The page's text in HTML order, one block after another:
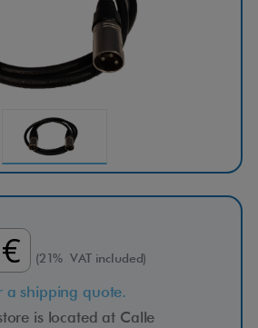
(21% VAT included)
a shipping quote.
is located at Calle